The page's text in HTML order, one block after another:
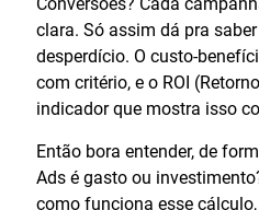
clara. Só assim dá pra
desperdício. O custo-
com critério, e o ROI
indicador que mostra isso
Então bora entender, de
Ads é gasto ou
como funciona esse